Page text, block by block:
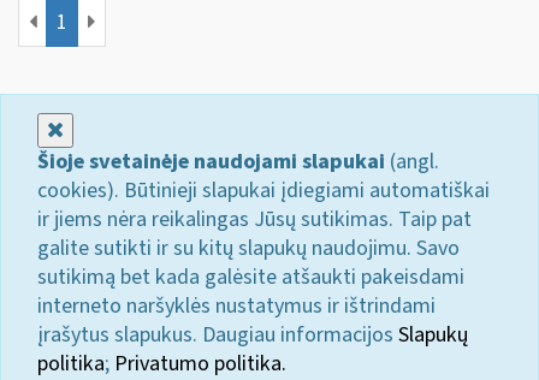
1
Šioje svetainėje naudojami slapukai (angl.
cookies). Būtinieji slapukai įdiegiami automatiškai
ir jiems nėra reikalingas Jūsų sutikimas. Taip pat
galite sutikti ir su kitų slapukų naudojimu. Savo
sutikimą bet kada galėsite atšaukti pakeisdami
interneto naršyklės nustatymus ir ištrindami
įrašytus slapukus. Daugiau informacijos Slapukų
politika; Privatumo politika.